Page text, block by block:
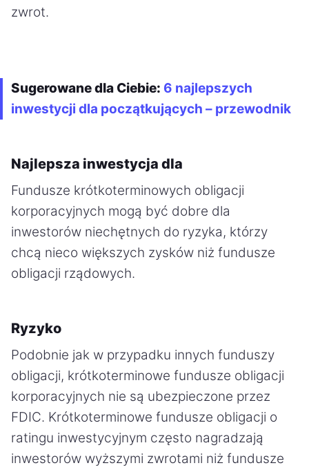
zwrot.
Sugerowane dla Ciebie: 6 najlepszych
inwestycji dla początkujących – przewodnik
Najlepsza inwestycja dla
Fundusze krótkoterminowych obligacji
korporacyjnych mogą być dobre dla
inwestorów niechętnych do ryzyka, którzy
chcą nieco większych zysków niż fundusze
obligacji rządowych.
Ryzyko
Podobnie jak w przypadku innych funduszy
obligacji, krótkoterminowe fundusze obligacji
korporacyjnych nie są ubezpieczone przez
FDIC. Krótkoterminowe fundusze obligacji o
ratingu inwestycyjnym często nagradzają
inwestorów wyższymi zwrotami niż fundusze